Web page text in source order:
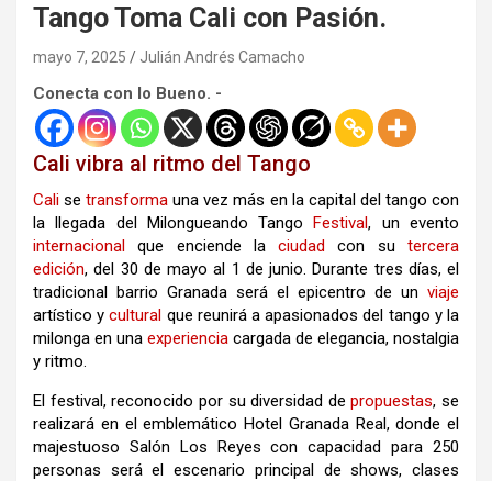
Tango Toma Cali con Pasión.
mayo 7, 2025 Julián Andrés Camacho
Conecta con lo Bueno. -
Cali vibra al ritmo del Tango
Cali setransforma una vez más en la capital del tango con
la llegada del Milongueando TangoFestival, un evento
internacional que enciende laciudad con sutercera
edición, del 30 de mayo al 1 de junio. Durante tres días, el
tradicional barrio Granada será el epicentro de un viaje
artístico ycultural que reunirá a apasionados del tango y la
milonga en una experiencia cargada de elegancia, nostalgia
y ritmo.
El festival, reconocido por su diversidad depropuestas, se
realizará en el emblemático Hotel Granada Real, donde el
majestuoso Salón Los Reyes con capacidad para 250
personas será el escenario principal de shows, clases